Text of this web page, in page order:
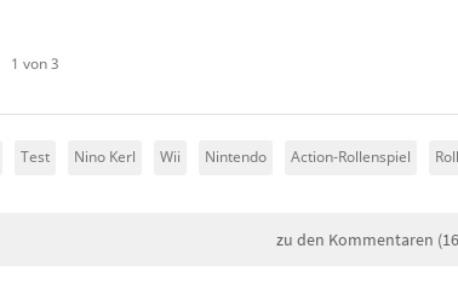
1 von 3
Test Nino Kerl Wii Nintendo Action-Rollenspiel
zu den Kommentaren